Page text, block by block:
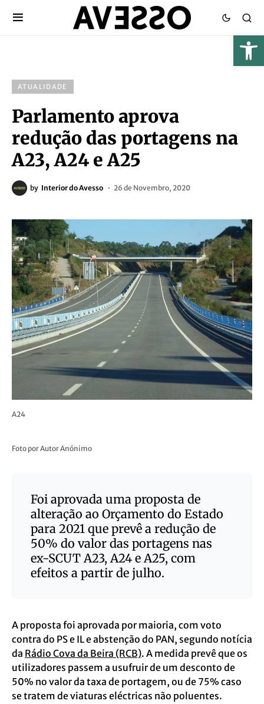
ATUALIDADE
Parlamento aprova
redução das portagens na
A23, A24 e A25
by Interior do Avesso 26 de Novembro, 2020
A24
Foto por Autor Anónimo
Foi aprovada uma proposta de
alteração ao Orçamento do Estado
para 2021 que prevê a redução de
50% do valor das portagens nas
ex-SCUT A23, A24 e A25, com
efeitos a partir de julho.
A proposta foi aprovada por maioria, com voto
contra do PS e IL e abstenção do PAN, segundo notícia
da Rádio Cova da Beira (RCB). A medida prevê que os
utilizadores passem a usufruir de um desconto de
50% no valor da taxa de portagem, ou de 75% caso
se tratem de viaturas eléctricas não poluentes.